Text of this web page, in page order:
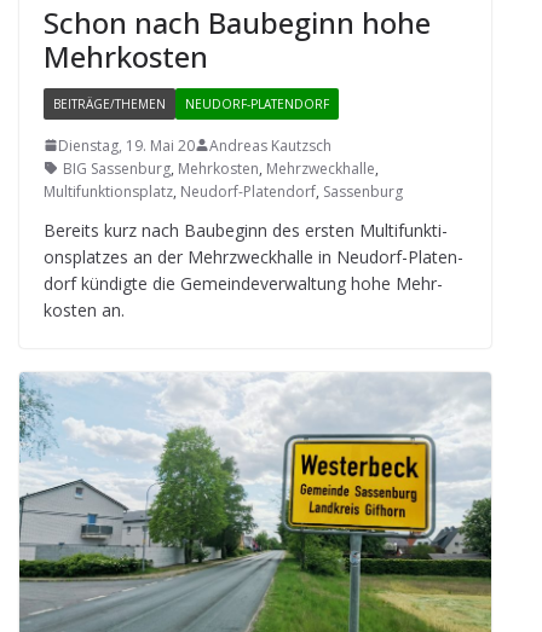
Schon nach Bau­be­ginn hohe
Mehrkosten
BEITRÄGE/THEMEN NEUDORF-PLATENDORF
Dienstag, 19. Mai 20
Andreas Kautzsch
BIG Sassenburg, Mehrkosten, Mehrzweckhalle,
Multifunktionsplatz, Neudorf-Platendorf, Sassenburg
Bereits kurz nach Bau­be­ginn des ers­ten Mul­ti­funk­ti­
ons­plat­zes an der Mehr­zweck­halle in Neu­dorf-Pla­ten­
dorf kün­digte die Gemein­de­ver­wal­tung hohe Mehr­
kos­ten an.